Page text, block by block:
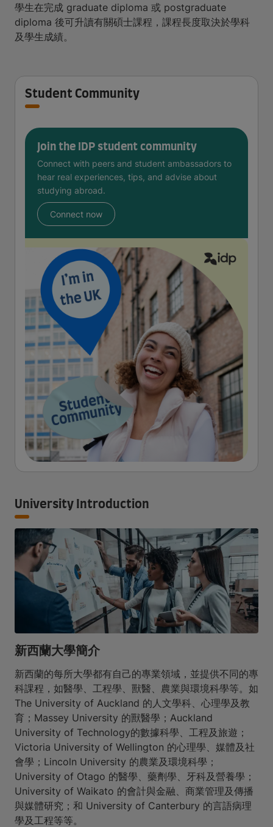
學生在完成 graduate diploma 或 postgraduate
diploma 後可升讀有關碩士課程，課程長度取決於學科
及學生成績。
Student Community
Join the IDP student community
Connect with peers and student ambassadors to
hear real experiences, tips, and advise about
studying abroad.
Connect now
University Introduction
新西蘭大學簡介
新西蘭的每所大學都有自己的專業領域，並提供不同的專
科課程，如醫學、工程學、獸醫、農業與環境科學等。如
The University of Auckland 的人文學科、心理學及教
育；Massey University 的獸醫學；Auckland
University of Technology的數據科學、工程及旅遊；
Victoria University of Wellington 的心理學、媒體及社
會學；Lincoln University 的農業及環境科學；
University of Otago 的醫學、藥劑學、牙科及營養學；
University of Waikato 的會計與金融、商業管理及傳播
與媒體研究；和 University of Canterbury 的言語病理
學及工程等等。